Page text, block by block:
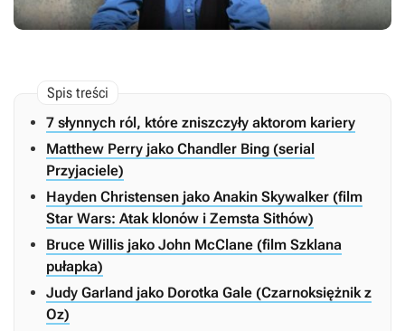
7 słynnych ról, które zniszczyły aktorom kariery
Matthew Perry jako Chandler Bing (serial
Przyjaciele)
Hayden Christensen jako Anakin Skywalker (film
Star Wars: Atak klonów i Zemsta Sithów)
Bruce Willis jako John McClane (film Szklana
pułapka)
Judy Garland jako Dorotka Gale (Czarnoksiężnik z
Oz)